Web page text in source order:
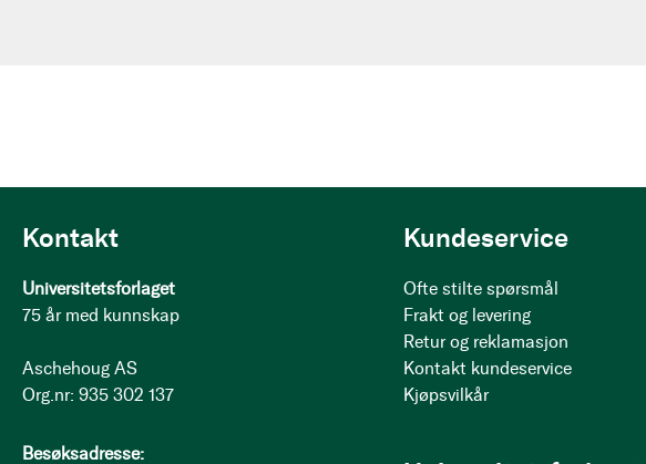
Kontakt
Universitetsforlaget
75 år med kunnskap
Aschehoug AS
Org.nr: 935 302 137
Besøksadresse:
Kundeservice
Ofte stilte spørsmål
Frakt og levering
Retur og reklamasjon
Kontakt kundeservice
Kjøpsvilkår